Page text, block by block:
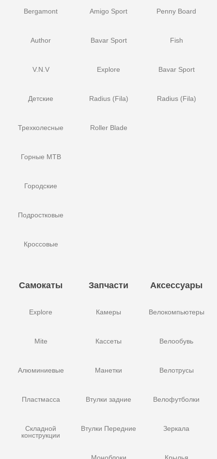
Bergamont
Author
V.N.V
Детские
Трехколесные
Горные MTB
Городские
Подростковые
Кроссовые
Amigo Sport
Bavar Sport
Explore
Radius (Fila)
Roller Blade
Penny Board
Fish
Bavar Sport
Radius (Fila)
Самокаты
Explore
Mite
Алюминиевые
Пластмасса
Складной
конструкции
Запчасти
Камеры
Кассеты
Манетки
Втулки задние
Втулки Передние
Аксессуары
Велокомпьютеры
Велообувь
Велотрусы
Велофутболки
Зеркала